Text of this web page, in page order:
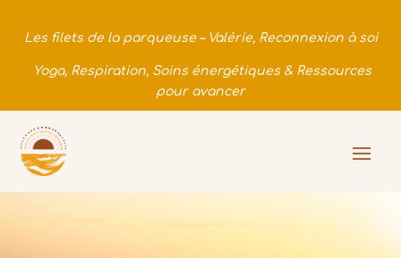
Les filets de la parqueuse – Valérie, Reconnexion à soi
Yoga, Respiration, Soins énergétiques & Ressources
pour avancer